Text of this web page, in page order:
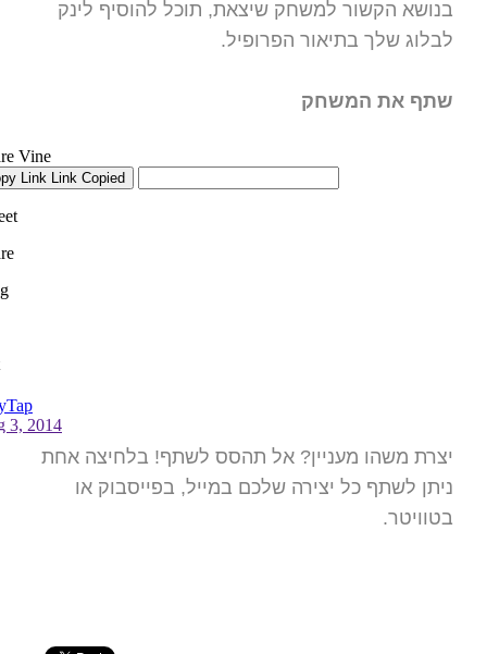
בנושא הקשור למשחק שיצאת, תוכל להוסיף לינק
לבלוג שלך בתיאור הפרופיל.
שתף את המשחק
יצרת משהו מעניין? אל תהסס לשתף! בלחיצה אחת
ניתן לשתף כל יצירה שלכם במייל, בפייסבוק או
בטוויטר.